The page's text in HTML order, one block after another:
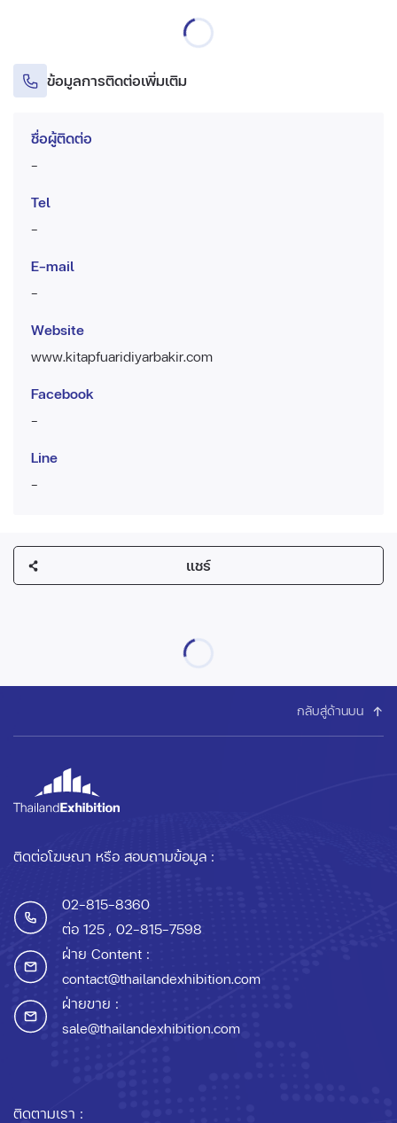
ข้อมูลการติดต่อเพิ่มเติม
ชื่อผู้ติดต่อ
-
Tel
-
E-mail
-
Website
www.kitapfuaridiyarbakir.com
Facebook
-
Line
-
แชร์
กลับสู่ด้านบน
ติดต่อโฆษณา หรือ สอบถามข้อมูล :
02-815-8360
ต่อ 125 , 02-815-7598
ฝ่าย Content :
contact@thailandexhibition.com
ฝ่ายขาย :
sale@thailandexhibition.com
ติดตามเรา :